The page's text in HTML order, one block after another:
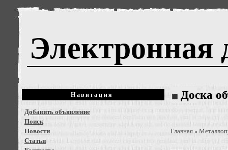
Электронная
Навигация
Добавить объявление
Поиск
Новости
Статьи
Доска
Главная»